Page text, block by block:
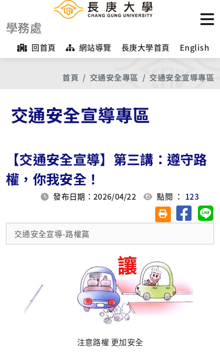
學務處
回首頁 網站導覽 長庚大學首頁 English
首頁 交通安全專區 交通安全宣導專區
交通安全宣導專區
【交通安全宣導】第三講：遵守路
權，你我安全！
發布日期：2026/04/22 點閱 ： 123
友善列印(另開視
分享至
交通安全宣導-路權篇
注意路權 更加安全